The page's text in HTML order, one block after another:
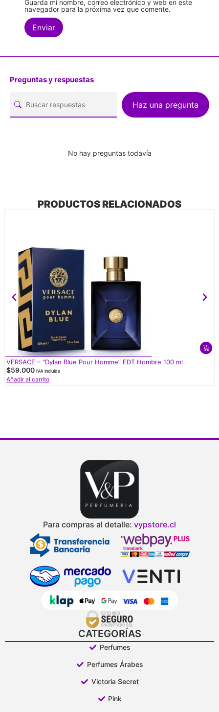
Guarda mi nombre, correo electrónico y web en este
navegador para la próxima vez que comente.
Preguntas y respuestas
Haz una pregunta
No hay preguntas todavía
PRODUCTOS RELACIONADOS
VERSACE – “Dylan Blue Pour Homme” EDT Hombre 100 ml
$59.000 IVA Incluido
Añadir al carrito
Para compras al detalle: vypstore.cl
CATEGORÍAS
Perfumes
Perfumes Árabes
Victoria Secret
Pink